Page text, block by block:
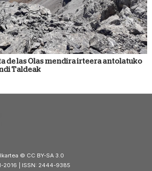
de las Olas mendira irteera antolatuko
Taldeak
© CC BY-SA 3.0
2016 | ISSN: 2444-9385